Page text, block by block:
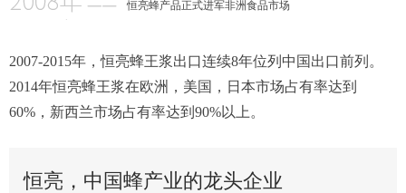
恒亮蜂产品正式进军非洲食品市场
2007-2015年，恒亮蜂王浆出口连续8年位列中国出口前列。
2014年恒亮蜂王浆在欧洲，美国，日本市场占有率达到
60%，新西兰市场占有率达到90%以上。
恒亮，中国蜂产业的龙头企业